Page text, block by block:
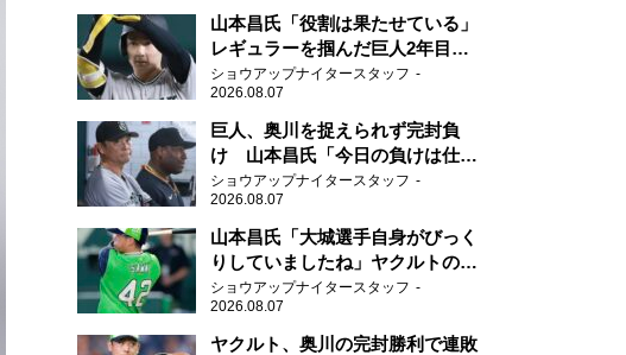
山本昌氏「役割は果たせている」
レギュラーを掴んだ巨人2年目の
新人王候補
ショウアップナイタースタッフ
2026.08.07
巨人、奥川を捉えられず完封負
け 山本昌氏「今日の負けは仕方
がない」
ショウアップナイタースタッフ
2026.08.07
山本昌氏「大城選手自身がびっく
りしていましたね」ヤクルトのフ
ァースト・澤井の判断を評価
ショウアップナイタースタッフ
2026.08.07
ヤクルト、奥川の完封勝利で連敗